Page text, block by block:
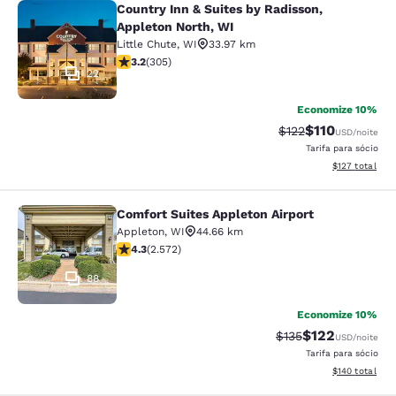
Country Inn & Suites by Radisson,
22
Country Inn & Suites by Radisson,
Appleton North, WI
Little Chute, WI
33.97 km
classificação 3.24 estrelas. Bom. 305 avaliações
3.2(305)
Economize 10%
Tarifa anterior
$122Tarifa com
$110USD/noite
Tarifa para sócio
Exibir
$127 total
Comfort Suites Appleton Airport
88
Comfort Suites Appleton Airport
Appleton, WI
44.66 km
classificação 4.25 estrelas. Excelente. 2572
4.3(2.572)
Economize 10%
Tarifa anterior
$135Tarifa com
$122USD/noite
Tarifa para sócio
Exibir
$140 total